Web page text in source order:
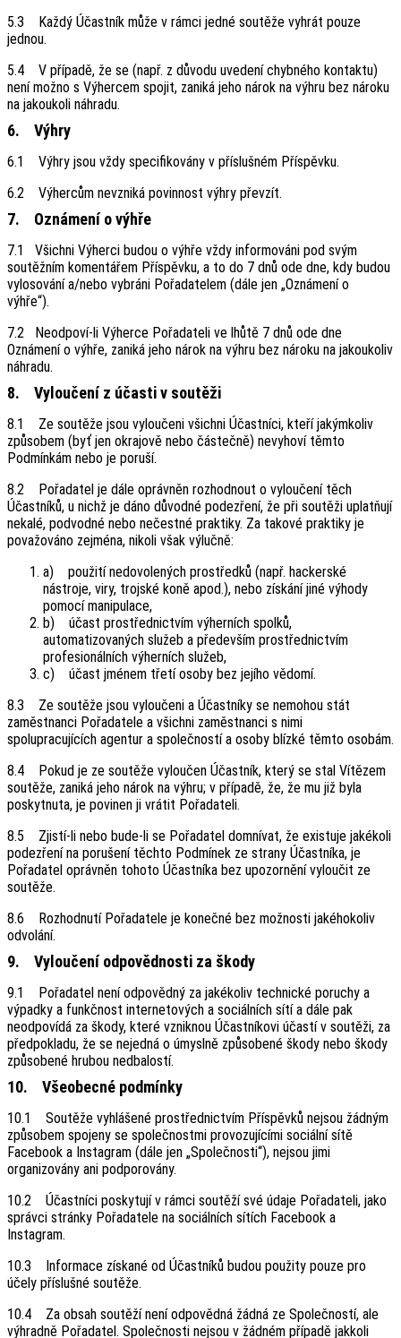
5.3 Každý Účastník může v rámci jedné soutěže vyhrát pouze
jednou.
5.4 V případě, že se (např. z důvodu uvedení chybného kontaktu)
není možno s Výhercem spojit, zaniká jeho nárok na výhru bez nároku
na jakoukoli náhradu.
6. Výhry
6.1 Výhry jsou vždy specifikovány v příslušném Příspěvku.
6.2 Výhercům nevzniká povinnost výhry převzít.
7. Oznámení o výhře
7.1 Všichni Výherci budou o výhře vždy informováni pod svým
soutěžním komentářem Příspěvku, a to do 7 dnů ode dne, kdy budou
vylosování a/nebo vybráni Pořadatelem (dále jen „Oznámení o
výhře“).
7.2 Neodpoví-li Výherce Pořadateli ve lhůtě 7 dnů ode dne
Oznámení o výhře, zaniká jeho nárok na výhru bez nároku na jakoukoliv
náhradu.
8. Vyloučení z účasti v soutěži
8.1 Ze soutěže jsou vyloučeni všichni Účastníci, kteří jakýmkoliv
způsobem (byť jen okrajově nebo částečně) nevyhoví těmto
Podmínkám nebo je poruší.
8.2 Pořadatel je dále oprávněn rozhodnout o vyloučení těch
Účastníků, u nichž je dáno důvodné podezření, že při soutěži uplatňují
nekalé, podvodné nebo nečestné praktiky. Za takové praktiky je
považováno zejména, nikoli však výlučně:
a) použití nedovolených prostředků (např. hackerské
nástroje, viry, trojské koně apod.), nebo získání jiné výhody
pomocí manipulace,
b) účast prostřednictvím výherních spolků,
automatizovaných služeb a především prostřednictvím
profesionálních výherních služeb,
c) účast jménem třetí osoby bez jejího vědomí.
8.3 Ze soutěže jsou vyloučeni a Účastníky se nemohou stát
zaměstnanci Pořadatele a všichni zaměstnanci s nimi
spolupracujících agentur a společností a osoby blízké těmto osobám.
8.4 Pokud je ze soutěže vyloučen Účastník, který se stal Vítězem
soutěže, zaniká jeho nárok na výhru; v případě, že, že mu již byla
poskytnuta, je povinen ji vrátit Pořadateli.
8.5 Zjistí-li nebo bude-li se Pořadatel domnívat, že existuje jakékoli
podezření na porušení těchto Podmínek ze strany Účastníka, je
Pořadatel oprávněn tohoto Účastníka bez upozornění vyloučit ze
soutěže.
8.6 Rozhodnutí Pořadatele je konečné bez možnosti jakéhokoliv
odvolání.
9. Vyloučení odpovědnosti za škody
9.1 Pořadatel není odpovědný za jakékoliv technické poruchy a
výpadky a funkčnost internetových a sociálních sítí a dále pak
neodpovídá za škody, které vzniknou Účastníkovi účastí v soutěži, za
předpokladu, že se nejedná o úmyslně způsobené škody nebo škody
způsobené hrubou nedbalostí.
10. Všeobecné podmínky
10.1 Soutěže vyhlášené prostřednictvím Příspěvků nejsou žádným
způsobem spojeny se společnostmi provozujícími sociální sítě
Facebook a Instagram (dále jen „Společnosti“), nejsou jimi
organizovány ani podporovány.
10.2 Účastníci poskytují v rámci soutěží své údaje Pořadateli, jako
správci stránky Pořadatele na sociálních sítích Facebook a
Instagram.
10.3 Informace získané od Účastníků budou použity pouze pro
účely příslušné soutěže.
10.4 Za obsah soutěží není odpovědná žádná ze Společností, ale
výhradně Pořadatel. Společnosti nejsou v žádném případě jakkoli